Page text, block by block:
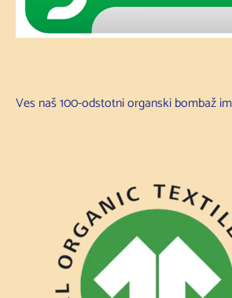
Ves naš 100-odstotni organski bombaž